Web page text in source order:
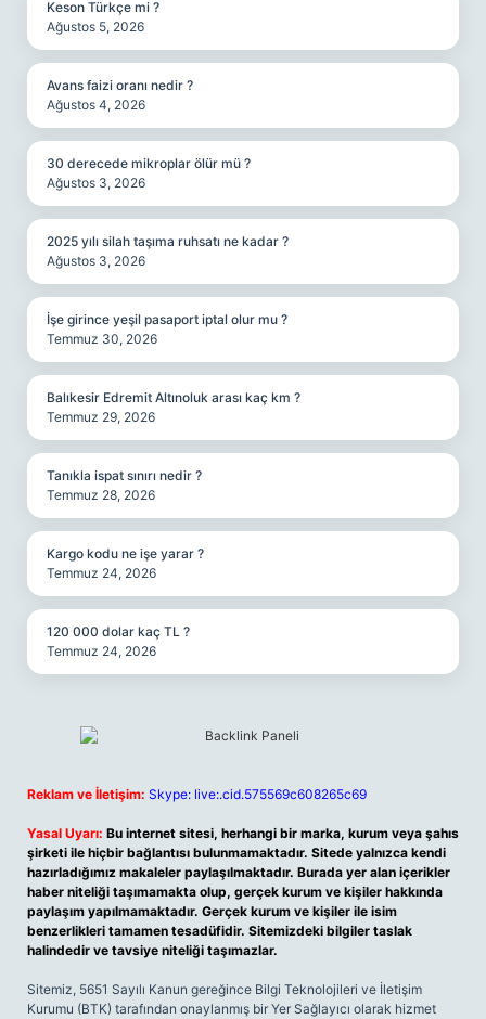
Keson Türkçe mi ?
Ağustos 5, 2026
Avans faizi oranı nedir ?
Ağustos 4, 2026
30 derecede mikroplar ölür mü ?
Ağustos 3, 2026
2025 yılı silah taşıma ruhsatı ne kadar ?
Ağustos 3, 2026
İşe girince yeşil pasaport iptal olur mu ?
Temmuz 30, 2026
Balıkesir Edremit Altınoluk arası kaç km ?
Temmuz 29, 2026
Tanıkla ispat sınırı nedir ?
Temmuz 28, 2026
Kargo kodu ne işe yarar ?
Temmuz 24, 2026
120 000 dolar kaç TL ?
Temmuz 24, 2026
Reklam ve İletişim: Skype: live:.cid.575569c608265c69
Yasal Uyarı: Bu internet sitesi, herhangi bir marka, kurum veya şahıs
şirketi ile hiçbir bağlantısı bulunmamaktadır. Sitede yalnızca kendi
hazırladığımız makaleler paylaşılmaktadır. Burada yer alan içerikler
haber niteliği taşımamakta olup, gerçek kurum ve kişiler hakkında
paylaşım yapılmamaktadır. Gerçek kurum ve kişiler ile isim
benzerlikleri tamamen tesadüfidir. Sitemizdeki bilgiler taslak
halindedir ve tavsiye niteliği taşımazlar.
Sitemiz, 5651 Sayılı Kanun gereğince Bilgi Teknolojileri ve İletişim
Kurumu (BTK) tarafından onaylanmış bir Yer Sağlayıcı olarak hizmet